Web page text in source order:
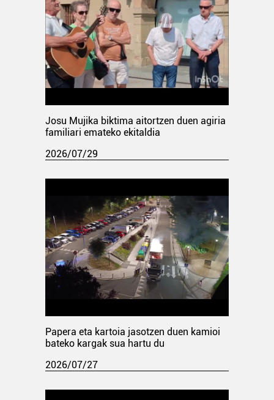
Josu Mujika biktima aitortzen duen agiria
familiari emateko ekitaldia
2026/07/29
Papera eta kartoia jasotzen duen kamioi
bateko kargak sua hartu du
2026/07/27